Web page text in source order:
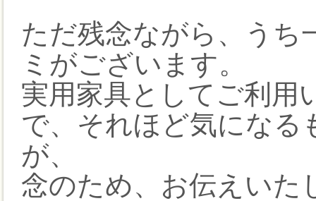
ただ残念ながら、うち
ミがございます。
実用家具としてご利用
で、それほど気になる
が、
念のため、お伝えいた